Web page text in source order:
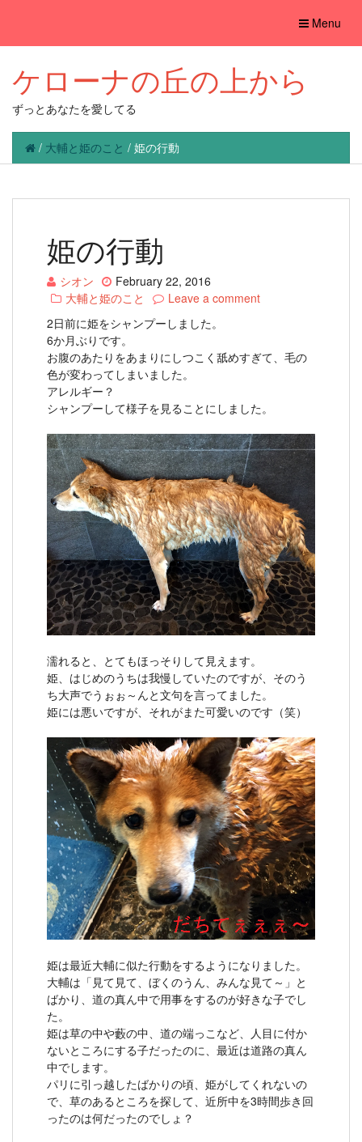
Toggle
Menu
ケローナの丘の上から
ずっとあなたを愛してる
/ 大輔と姫のこと / 姫の行動
姫の行動
シオン
February 22, 2016
大輔と姫のこと
Leave a comment
2日前に姫をシャンプーしました。
6か月ぶりです。
お腹のあたりをあまりにしつこく舐めすぎて、毛の
色が変わってしまいました。
アレルギー？
シャンプーして様子を見ることにしました。
濡れると、とてもほっそりして見えます。
姫、はじめのうちは我慢していたのですが、そのう
ち大声でうぉぉ～んと文句を言ってました。
姫には悪いですが、それがまた可愛いのです（笑）
姫は最近大輔に似た行動をするようになりました。
大輔は「見て見て、ぼくのうん、みんな見て～」と
ばかり、道の真ん中で用事をするのが好きな子でし
た。
姫は草の中や藪の中、道の端っこなど、人目に付か
ないところにする子だったのに、最近は道路の真ん
中でします。
パリに引っ越したばかりの頃、姫がしてくれないの
で、草のあるところを探して、近所中を3時間歩き回
ったのは何だったのでしょ？